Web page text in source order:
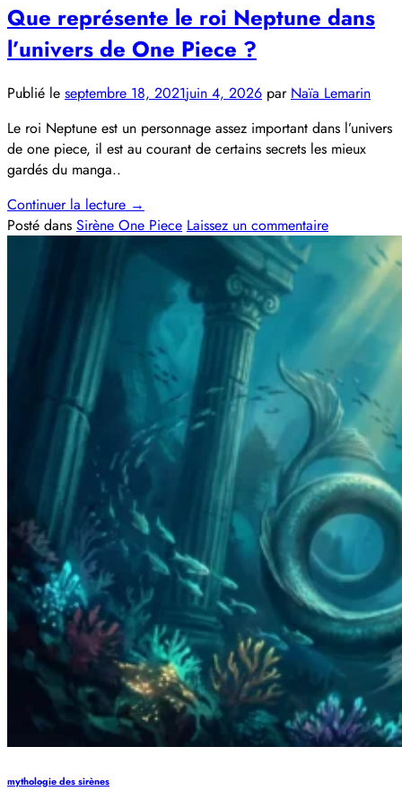
Que représente le roi Neptune dans
l’univers de One Piece ?
Publié le septembre 18, 2021juin 4, 2026 par Naïa Lemarin
Le roi Neptune est un personnage assez important dans l’univers
de one piece, il est au courant de certains secrets les mieux
gardés du manga..
Continuer la lecture →
Posté dans Sirène One Piece Laissez un commentaire
mythologie des sirènes